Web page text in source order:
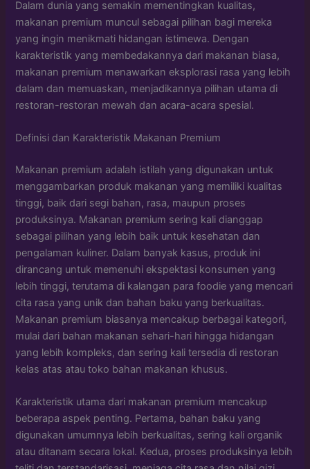
Dalam dunia yang semakin mementingkan kualitas,
makanan premium muncul sebagai pilihan bagi mereka
yang ingin menikmati hidangan istimewa. Dengan
karakteristik yang membedakannya dari makanan biasa,
makanan premium menawarkan eksplorasi rasa yang lebih
dalam dan memuaskan, menjadikannya pilihan utama di
restoran-restoran mewah dan acara-acara spesial.
Definisi dan Karakteristik Makanan Premium
Makanan premium adalah istilah yang digunakan untuk
menggambarkan produk makanan yang memiliki kualitas
tinggi, baik dari segi bahan, rasa, maupun proses
produksinya. Makanan premium sering kali dianggap
sebagai pilihan yang lebih baik untuk kesehatan dan
pengalaman kuliner. Dalam banyak kasus, produk ini
dirancang untuk memenuhi ekspektasi konsumen yang
lebih tinggi, terutama di kalangan para foodie yang mencari
cita rasa yang unik dan bahan baku yang berkualitas.
Makanan premium biasanya mencakup berbagai kategori,
mulai dari bahan makanan sehari-hari hingga hidangan
yang lebih kompleks, dan sering kali tersedia di restoran
kelas atas atau toko bahan makanan khusus.
Karakteristik utama dari makanan premium mencakup
beberapa aspek penting. Pertama, bahan baku yang
digunakan umumnya lebih berkualitas, sering kali organik
atau ditanam secara lokal. Kedua, proses produksinya lebih